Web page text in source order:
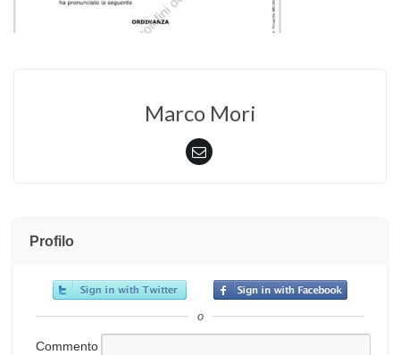
Marco Mori
Profilo
o
Commento